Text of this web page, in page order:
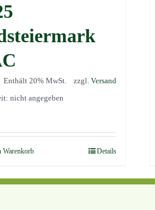
Enthält 20% MwSt. zzgl. Versand
nicht angegeben
Warenkorb Details